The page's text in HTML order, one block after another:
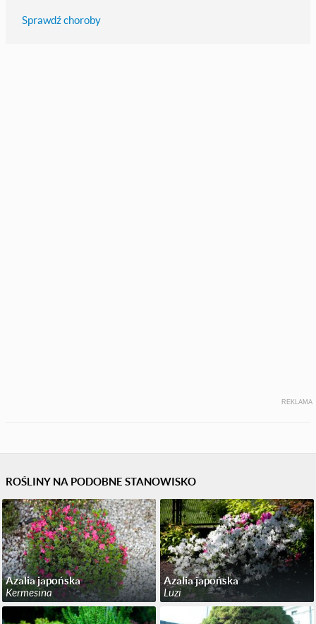
Sprawdź choroby
REKLAMA
ROŚLINY NA PODOBNE STANOWISKO
Azalia japońska
Kermesina
Azalia japońska
Luzi